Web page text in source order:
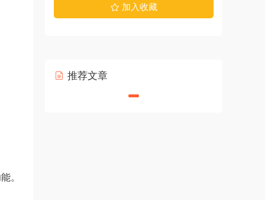
。
加入收藏
推荐文章